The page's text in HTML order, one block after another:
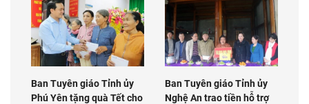
Ban Tuyên giáo Tỉnh ủy
Phú Yên tặng quà Tết cho
Ban Tuyên giáo Tỉnh ủy
Nghệ An trao tiền hỗ trợ